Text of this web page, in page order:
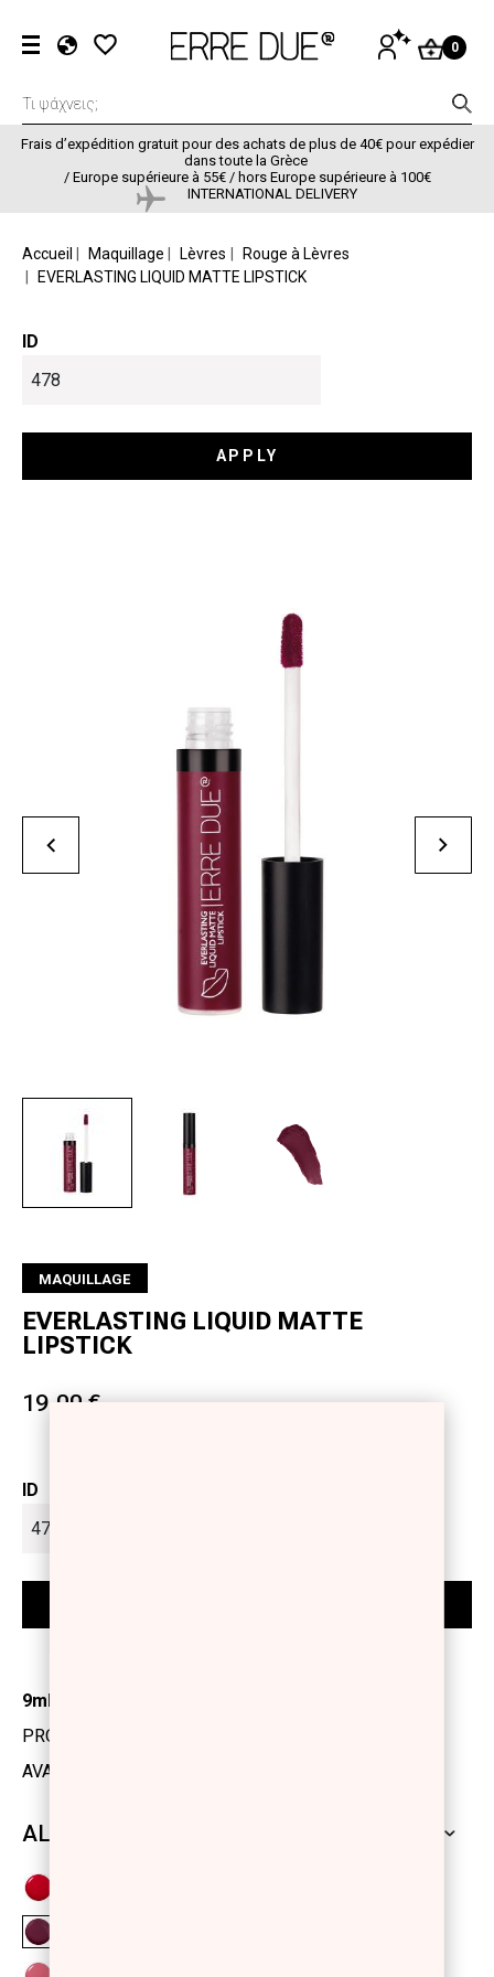
EN
FR
Menu du
SE
CONNECTER
0
Frais d’expédition gratuit pour des achats de plus de 40€ pour expédier
dans toute la Grèce
/ Europe supérieure à 55€ / hors Europe supérieure à 100€
INTERNATIONAL DELIVERY
FIL D'ARIANE
Accueil Maquillage Lèvres
Rouge à Lèvres
EVERLASTING LIQUID MATTE LIPSTICK
ID
MAQUILLAGE
EVERLASTING LIQUID MATTE
LIPSTICK
19.00 €
ID
9ml
PRODUCT CODE: 1175614
AVAILABILITY: IN STOCK
ALL SHADES